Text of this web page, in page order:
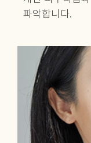
파악합니다.